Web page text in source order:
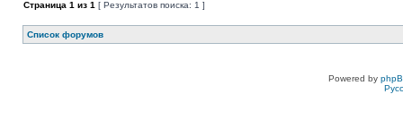
Страница 1 из 1 [ Результатов поиска: 1 ]
Список форумов
Powered by